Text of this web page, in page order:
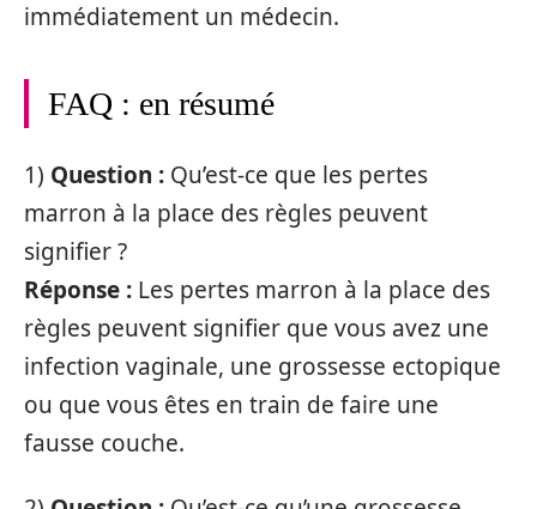
immédiatement un médecin.
FAQ : en résumé
1) Question : Qu’est-ce que les pertes
marron à la place des règles peuvent
signifier ?
Réponse : Les pertes marron à la place des
règles peuvent signifier que vous avez une
infection vaginale, une grossesse ectopique
ou que vous êtes en train de faire une
fausse couche.